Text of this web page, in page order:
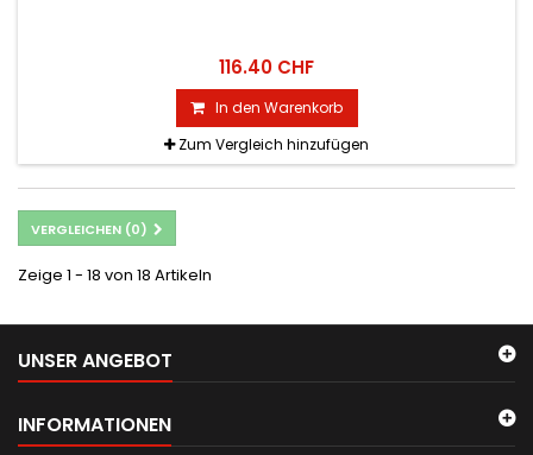
116.40 CHF
In den Warenkorb
Zum Vergleich hinzufügen
VERGLEICHEN (0)
Zeige 1 - 18 von 18 Artikeln
UNSER ANGEBOT
INFORMATIONEN